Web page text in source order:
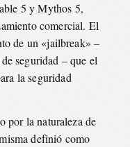
5 y Mythos 5,
comercial. El
de un «jailbreak» –
seguridad – que el
la seguridad
por la naturaleza de
definió como